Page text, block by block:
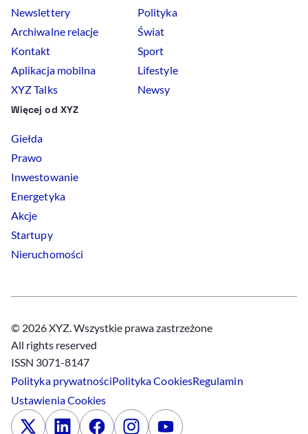
Newslettery
Archiwalne relacje
Kontakt
Aplikacja mobilna
XYZ Talks
Polityka
Świat
Sport
Lifestyle
Newsy
Więcej od XYZ
Giełda
Prawo
Inwestowanie
Energetyka
Akcje
Startupy
Nieruchomości
© 2026 XYZ. Wszystkie prawa zastrzeżone
All rights reserved
ISSN 3071-8147
Polityka prywatnościPolitykaCookiesRegulamin
UstawieniaCookies